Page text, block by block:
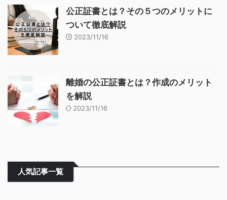
公正証書とは？その５つのメリットに
ついて徹底解説
2023/11/16
離婚の公正証書とは？作成のメリット
を解説
2023/11/16
人気記事一覧